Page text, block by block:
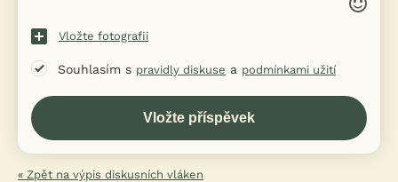
Vložte fotografii
Souhlasím s pravidly diskuse a podmínkami užití
« Zpět na výpis diskusních vláken